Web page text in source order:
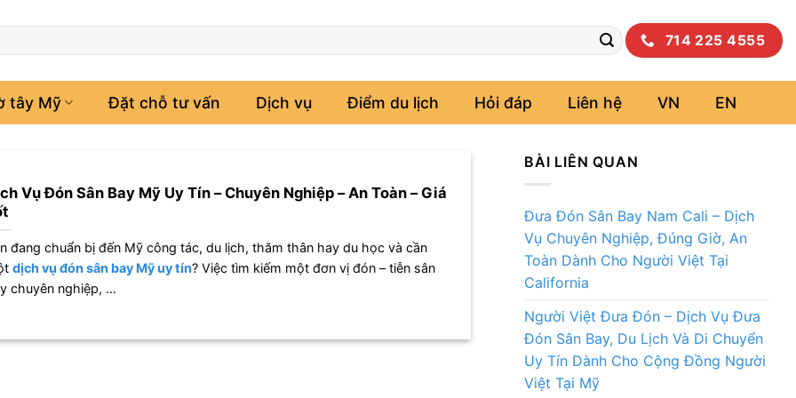
714 225 4555
tây Mỹ Đặt chỗ tư vấn Dịch vụ Điểm du lịch Hỏi đáp Liên hệ VN EN
Vụ Đón Sân Bay Mỹ Uy Tín – Chuyên Nghiệp – An Toàn – Giá
đang chuẩn bị đến Mỹ công tác, du lịch, thăm thân hay du học và cần
dịch vụ đón sân bay Mỹ uy tín? Việc tìm kiếm một đơn vị đón – tiễn sân
chuyên nghiệp, …
BÀI LIÊN QUAN
Đưa Đón Sân Bay Nam Cali – Dịch
Vụ Chuyên Nghiệp, Đúng Giờ, An
Toàn Dành Cho Người Việt Tại
California
Người Việt Đưa Đón – Dịch Vụ Đưa
Đón Sân Bay, Du Lịch Và Di Chuyển
Uy Tín Dành Cho Cộng Đồng Người
Việt Tại Mỹ